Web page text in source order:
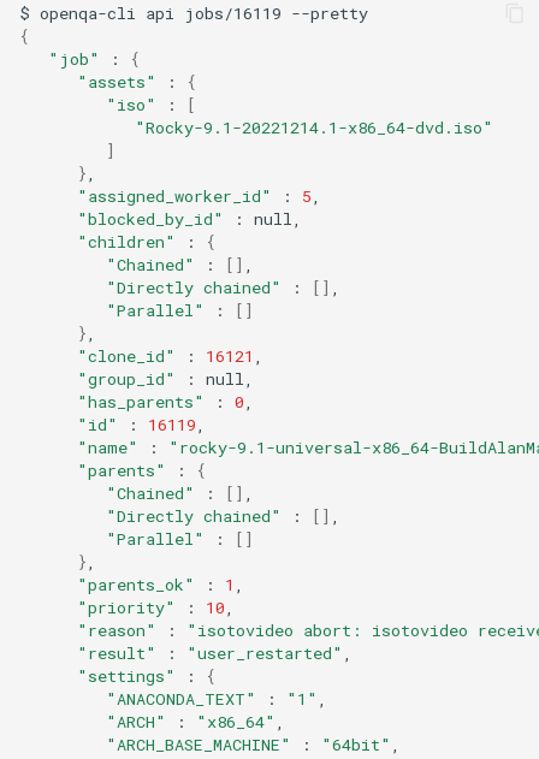
$ openqa-cli api jobs/16119
{
"job"
:
{
"assets"
:
{
"iso"
:
[
"Rocky-9.1-20221214.1-x86_64-dvd.iso"
]
}
"assigned_worker_id"
: 5
"blocked_by_id"
:
"children"
:
{
"Chained"
: []
"Directly chained"
: []
"Parallel"
:
[]
}
"clone_id"
: 16121
"group_id"
:
"has_parents"
: 0
"id"
: 16119
"name"
:
"rocky-9.1-universal-x86_64-
"parents"
:
{
"Chained"
: []
"Directly chained"
: []
"Parallel"
:
[]
}
"parents_ok"
: 1
"priority"
: 10
"reason"
:
"isotovideo abort: isotovideo
"result"
: "user_restarted"
"settings"
:
{
"ANACONDA_TEXT"
: "1"
"ARCH"
: "x86_64"
"ARCH_BASE_MACHINE"
: "64bit"